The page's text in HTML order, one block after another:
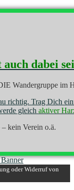
dabei
Wandergruppe im
richtig. Trag Dich
gleich aktiver
kein Verein o.ä.
oder Widerruf von